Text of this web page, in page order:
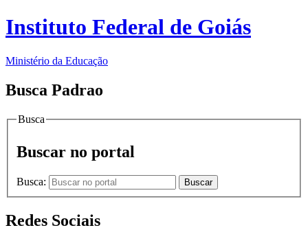
Instituto Federal de Goiás
Ministério da Educação
Busca Padrao
Busca
Buscar no portal
Busca: Buscar
Redes Sociais